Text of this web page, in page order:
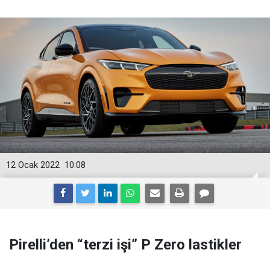
10:08
12 Ocak 2022
Pirelli’den “terzi işi” P Zero lastikler